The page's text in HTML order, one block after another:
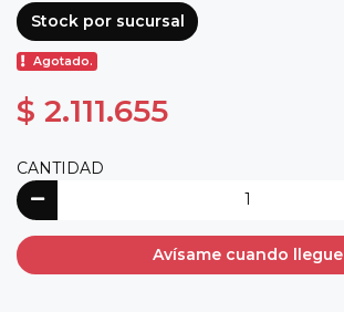
Stock por sucursal
Agotado.
$ 2.111.655
CANTIDAD
Avísame cuando llegue